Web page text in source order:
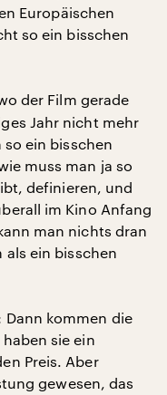
Europäischen
so ein bisschen
der Film gerade
Jahr nicht mehr
ein bisschen
muss man ja so
definieren, und
im Kino Anfang
man nichts dran
als ein bisschen
kommen die
sie ein
Preis. Aber
gewesen, das